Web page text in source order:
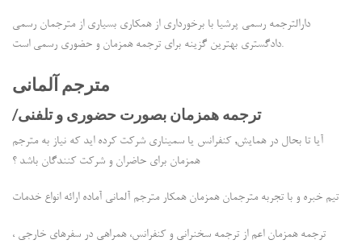
دارالترجمه رسمی پرشیا با برخورداری از همکاری بسیاری از مترجمان رسمی
دادگستری بهترین گزینه برای ترجمه همزمان و حضوری رسمی است.
مترجم آلمانی
/ترجمه همزمان بصورت حضوری و تلفنی
آیا تا بحال در همایش, کنفرانس یا سمیناری شرکت کرده اید که نیاز به مترجم
همزمان برای حاضران و شرکت کنندگان باشد ؟
تیم خبره و با تجربه مترجمان همزمان همکار مترجم آلمانی آماده ارائه انواع خدمات
ترجمه همزمان اعم از ترجمه سخنرانی و کنفرانس، همراهی در سفرهای خارجی ،